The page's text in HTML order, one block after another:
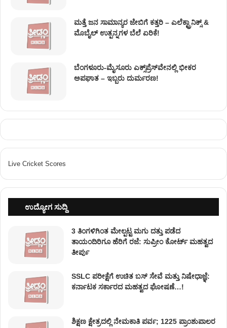
ಮತ್ತೆ ಜನ ಸಾಮಾನ್ಯರ ಜೇಬಿಗೆ ಕತ್ತರಿ – ಎಲೆಕ್ಟ್ರಾನಿಕ್ಸ್ &
ಮೊಬೈಲ್ ಉತ್ಪನ್ನಗಳ ಬೆಲೆ ಏರಿಕೆ!
ಬೆಂಗಳೂರು-ಮೈಸೂರು ಎಕ್ಸ್‌ಪ್ರೆಸ್‌ವೇನಲ್ಲಿ ಭೀಕರ
ಅಪಘಾತ – ಇಬ್ಬರು ದುರ್ಮರಣ!
Live Cricket Scores
ಉದ್ಯೋಗ ಸುದ್ದಿ
3 ತಿಂಗಳಿಗಿಂತ ಮೇಲ್ಪಟ್ಟ ಮಗು ದತ್ತು ಪಡೆದ
ತಾಯಂದಿರಿಗೂ ಹೆರಿಗೆ ರಜೆ: ಸುಪ್ರೀಂ ಕೋರ್ಟ್ ಮಹತ್ವದ
ತೀರ್ಪು
SSLC ಪರೀಕ್ಷೆಗೆ ಉಚಿತ ಬಸ್ ಸೇವೆ ಮತ್ತು ನಿಷೇಧಾಜ್ಞೆ:
ಕರ್ನಾಟಕ ಸರ್ಕಾರದ ಮಹತ್ವದ ಘೋಷಣೆ…!
ಶಿಕ್ಷಣ ಕ್ಷೇತ್ರದಲ್ಲಿ ನೇಮಕಾತಿ ಪರ್ವ; 1225 ಪ್ರಾಂಶುಪಾಲರ